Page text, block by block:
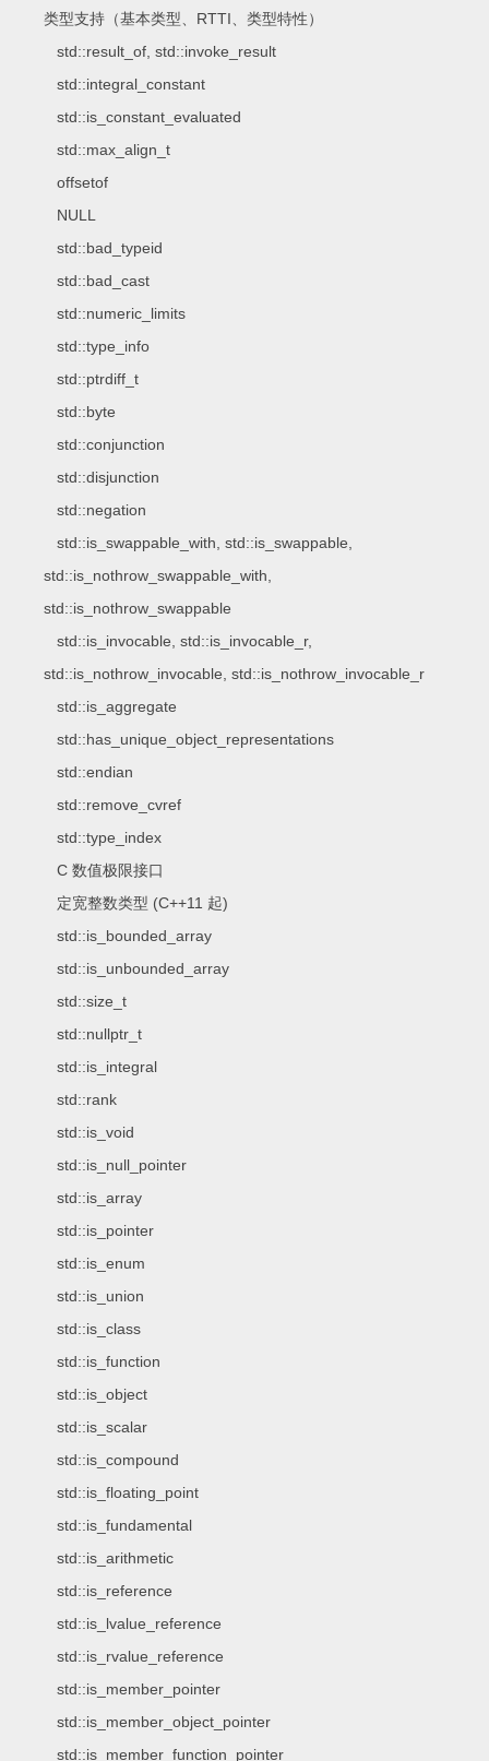
类型支持（基本类型、RTTI、类型特性）
std::result_of, std::invoke_result
std::integral_constant
std::is_constant_evaluated
std::max_align_t
offsetof
NULL
std::bad_typeid
std::bad_cast
std::numeric_limits
std::type_info
std::ptrdiff_t
std::byte
std::conjunction
std::disjunction
std::negation
std::is_swappable_with, std::is_swappable,
std::is_nothrow_swappable_with,
std::is_nothrow_swappable
std::is_invocable, std::is_invocable_r,
std::is_nothrow_invocable, std::is_nothrow_invocable_r
std::is_aggregate
std::has_unique_object_representations
std::endian
std::remove_cvref
std::type_index
C 数值极限接口
定宽整数类型 (C++11 起)
std::is_bounded_array
std::is_unbounded_array
std::size_t
std::nullptr_t
std::is_integral
std::rank
std::is_void
std::is_null_pointer
std::is_array
std::is_pointer
std::is_enum
std::is_union
std::is_class
std::is_function
std::is_object
std::is_scalar
std::is_compound
std::is_floating_point
std::is_fundamental
std::is_arithmetic
std::is_reference
std::is_lvalue_reference
std::is_rvalue_reference
std::is_member_pointer
std::is_member_object_pointer
std::is_member_function_pointer